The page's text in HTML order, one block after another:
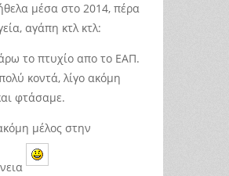
μέσα στο 2014, πέρα
αγάπη κτλ κτλ:
το πτυχίο απο το ΕΑΠ.
κοντά, λίγο ακόμη
φτάσαμε.
μέλος στην